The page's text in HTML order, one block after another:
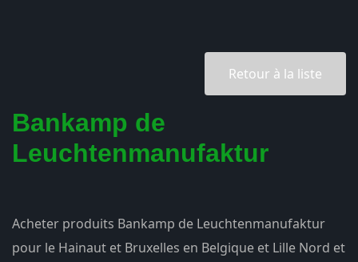
Retour à la liste
Bankamp de
Leuchtenmanufaktur
Acheter produits Bankamp de Leuchtenmanufaktur
pour le Hainaut et Bruxelles en Belgique et Lille Nord et